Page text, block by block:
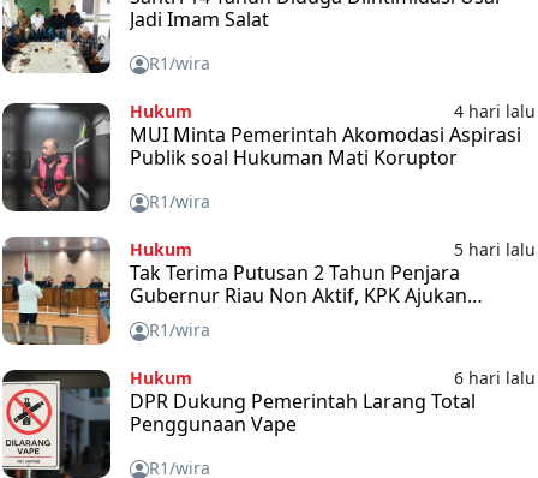
Jadi Imam Salat
R1/wira
Hukum 4 hari lalu
MUI Minta Pemerintah Akomodasi Aspirasi
Publik soal Hukuman Mati Koruptor
R1/wira
Hukum 5 hari lalu
Tak Terima Putusan 2 Tahun Penjara
Gubernur Riau Non Aktif, KPK Ajukan
Banding
R1/wira
Hukum 6 hari lalu
DPR Dukung Pemerintah Larang Total
Penggunaan Vape
R1/wira